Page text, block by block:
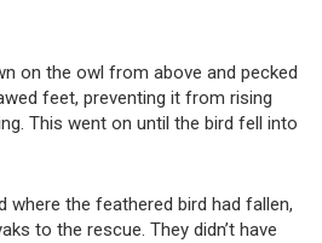
on the owl from above and pecked
feet, preventing it from rising
This went on until the bird fell into
where the feathered bird had fallen,
to the rescue. They didn’t have